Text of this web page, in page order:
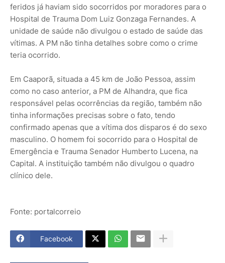
feridos já haviam sido socorridos por moradores para o
Hospital de Trauma Dom Luiz Gonzaga Fernandes. A
unidade de saúde não divulgou o estado de saúde das
vítimas. A PM não tinha detalhes sobre como o crime
teria ocorrido.
Em Caaporã, situada a 45 km de João Pessoa, assim
como no caso anterior, a PM de Alhandra, que fica
responsável pelas ocorrências da região, também não
tinha informações precisas sobre o fato, tendo
confirmado apenas que a vítima dos disparos é do sexo
masculino. O homem foi socorrido para o Hospital de
Emergência e Trauma Senador Humberto Lucena, na
Capital. A instituição também não divulgou o quadro
clínico dele.
Fonte: portalcorreio
Facebook